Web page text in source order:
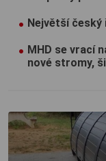
Největší
MHD se vrací
nové stromy,